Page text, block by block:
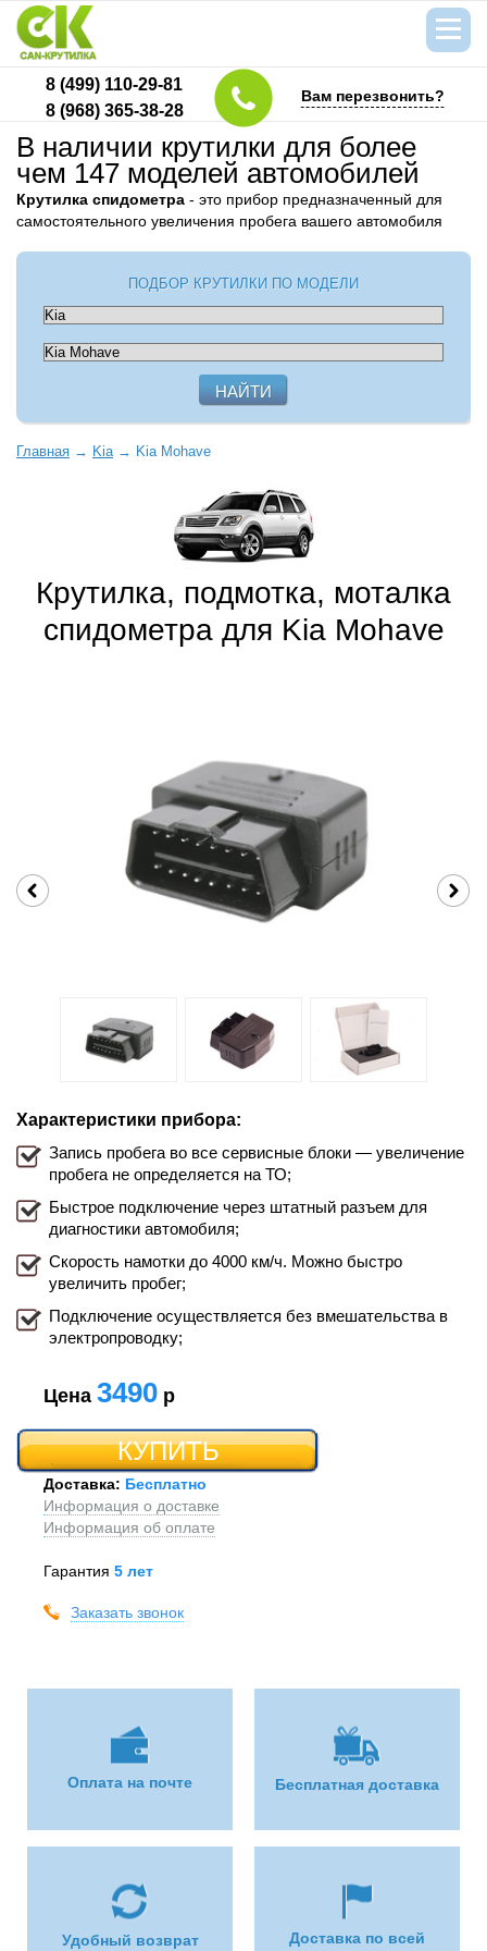
8 (499) 110-29-81
8 (968) 365-38-28
Вам перезвонить?
В наличии крутилки для более
чем 147 моделей автомобилей
Крутилка спидометра - это прибор предназначенный для
самостоятельного увеличения пробега вашего автомобиля
ПОДБОР КРУТИЛКИ ПО МОДЕЛИ
Главная → Kia→ Kia Mohave
Крутилка, подмотка, моталка
спидометра для Kia Mohave
Характеристики прибора:
Запись пробега во все сервисные блоки — увеличение
пробега не определяется на ТО;
Быстрое подключение через штатный разъем для
диагностики автомобиля;
Скорость намотки до 4000 км/ч. Можно быстро
увеличить пробег;
Подключение осуществляется без вмешательства в
электропроводку;
Цена 3490 р
КУПИТЬ
Доставка: Бесплатно
Информация о доставке
Информация об оплате
Гарантия 5 лет
Заказать звонок
Оплата на почте Бесплатная доставка
Удобный возврат
Доставка по всей